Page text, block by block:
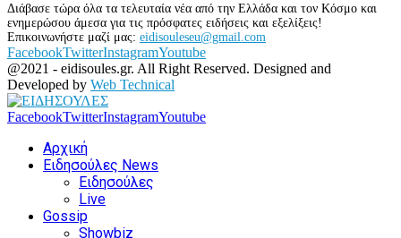
Διάβασε τώρα όλα τα τελευταία νέα από την Ελλάδα και τον Κόσμο και
ενημερώσου άμεσα για τις πρόσφατες ειδήσεις και εξελίξεις!
Επικοινωνήστε μαζί μας: eidisouleseu@gmail.com
FacebookTwitterInstagramYoutube
@2021 - eidisoules.gr. All Right Reserved. Designed and
Developed by Web Technical
FacebookTwitterInstagramYoutube
Αρχική
Ειδησούλες News
Ειδησούλες
Live
Gossip
Showbiz